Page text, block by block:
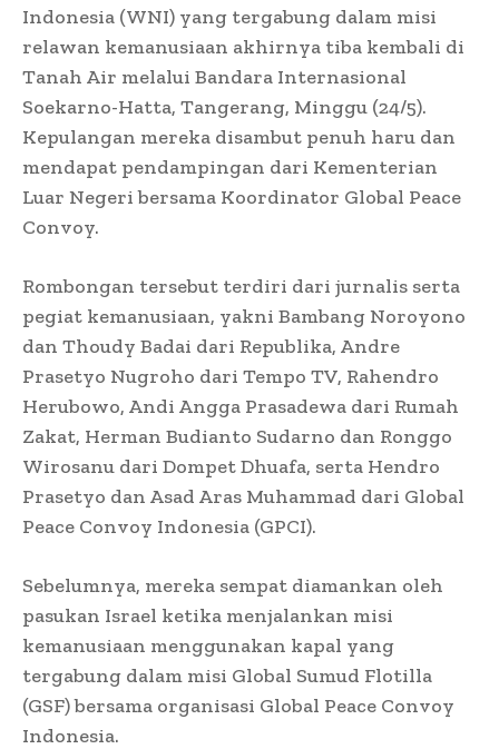
Indonesia (WNI) yang tergabung dalam misi
relawan kemanusiaan akhirnya tiba kembali di
Tanah Air melalui Bandara Internasional
Soekarno-Hatta, Tangerang, Minggu (24/5).
Kepulangan mereka disambut penuh haru dan
mendapat pendampingan dari Kementerian
Luar Negeri bersama Koordinator Global Peace
Convoy.
Rombongan tersebut terdiri dari jurnalis serta
pegiat kemanusiaan, yakni Bambang Noroyono
dan Thoudy Badai dari Republika, Andre
Prasetyo Nugroho dari Tempo TV, Rahendro
Herubowo, Andi Angga Prasadewa dari Rumah
Zakat, Herman Budianto Sudarno dan Ronggo
Wirosanu dari Dompet Dhuafa, serta Hendro
Prasetyo dan Asad Aras Muhammad dari Global
Peace Convoy Indonesia (GPCI).
Sebelumnya, mereka sempat diamankan oleh
pasukan Israel ketika menjalankan misi
kemanusiaan menggunakan kapal yang
tergabung dalam misi Global Sumud Flotilla
(GSF) bersama organisasi Global Peace Convoy
Indonesia.